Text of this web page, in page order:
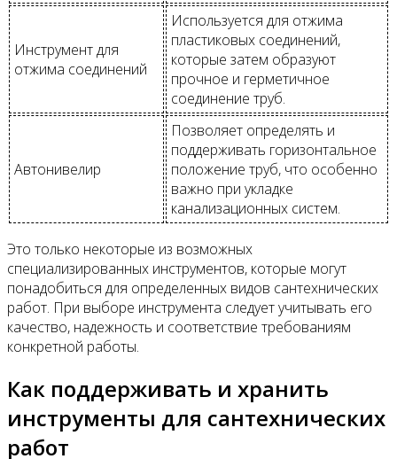
Инструмент для
отжима соединений
Используется для отжима
пластиковых соединений,
которые затем образуют
прочное и герметичное
соединение труб.
Автонивелир
Позволяет определять и
поддерживать горизонтальное
положение труб, что особенно
важно при укладке
канализационных систем.
Это только некоторые из возможных
специализированных инструментов, которые могут
понадобиться для определенных видов сантехнических
работ. При выборе инструмента следует учитывать его
качество, надежность и соответствие требованиям
конкретной работы.
Как поддерживать и хранить
инструменты для сантехнических
работ